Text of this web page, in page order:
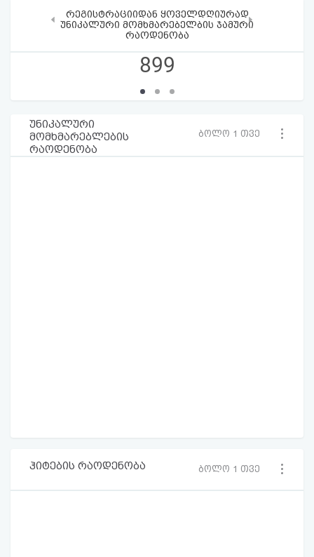
რეგისტრაციიდან ყოველდღიურად
უნიკალური მომხმარებელბის ჯამური
რაოდენობა
899
‹ ›
უნიკალური
მომხმარებლების
რაოდენობა
ბოლო 1 თვე
ჰიტების რაოდენობა ბოლო 1 თვე